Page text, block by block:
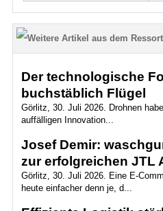
Der technologische
buchstäblich Flügel
Görlitz, 30. Juli 2026. Drohnen
auffälligen Innovation...
Josef Demir:
zur erfolgreichen JTL
Görlitz, 30. Juli 2026. Eine E-
heute einfacher denn je, d...